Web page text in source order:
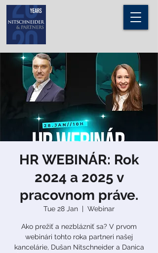
HR WEBINÁR: Rok
2024 a 2025 v
pracovnom práve.
Tue 28 Jan
  |
Webinar
Ako prežiť a nezblázniť sa? V prvom
webinári tohto roka partneri našej
kancelárie, Dušan Nitschneider a Danica